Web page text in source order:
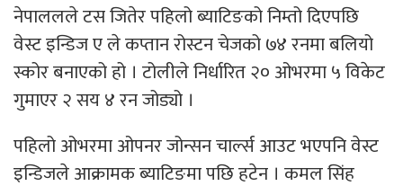
नेपाललले टस जितेर पहिलो ब्याटिङको निम्तो दिएपछि
वेस्ट इन्डिज ए ले कप्तान रोस्टन चेजको ७४ रनमा बलियो
स्कोर बनाएको हो । टोलीले निर्धारित २० ओभरमा ५ विकेट
गुमाएर २ सय ४ रन जोड्यो ।
पहिलो ओभरमा ओपनर जोन्सन चार्ल्स आउट भएपनि वेस्ट
इन्डिजले आक्रामक ब्याटिङमा पछि हटेन । कमल सिंह